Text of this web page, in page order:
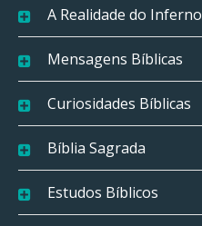
A Realidade do Inferno
Mensagens Bíblicas
Curiosidades Bíblicas
Bíblia Sagrada
Estudos Bíblicos